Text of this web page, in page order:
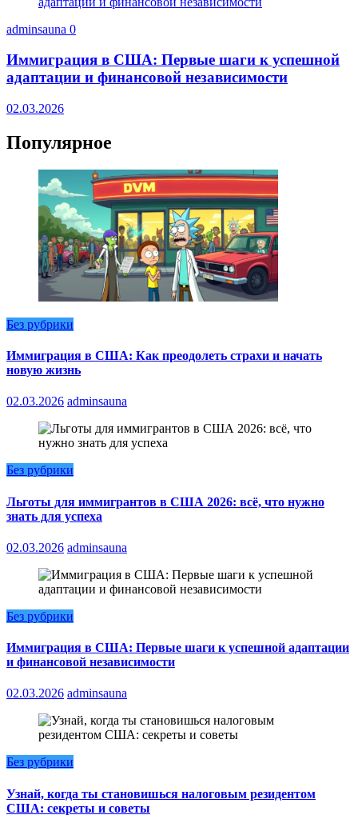
adminsauna 0
Иммиграция в США: Первые шаги к успешной
адаптации и финансовой независимости
02.03.2026
Популярное
Без рубрики
Иммиграция в США: Как преодолеть страхи и начать
новую жизнь
02.03.2026 adminsauna
Без рубрики
Льготы для иммигрантов в США 2026: всё, что нужно
знать для успеха
02.03.2026 adminsauna
Без рубрики
Иммиграция в США: Первые шаги к успешной адаптации
и финансовой независимости
02.03.2026 adminsauna
Без рубрики
Узнай, когда ты становишься налоговым резидентом
США: секреты и советы